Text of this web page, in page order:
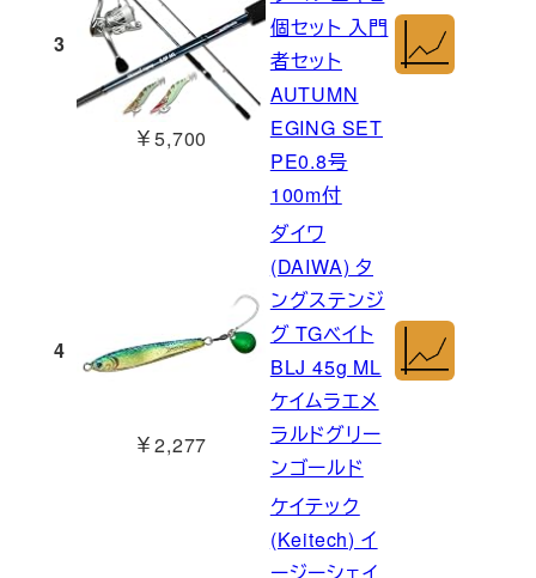
3
￥5,700
個セット 入門
者セット
AUTUMN
EGING SET
PE0.8号
100m付
4
￥2,277
ダイワ
(DAIWA) タ
ングステンジ
グ TGベイト
BLJ 45g ML
ケイムラエメ
ラルドグリー
ンゴールド
ケイテック
(Keitech) イ